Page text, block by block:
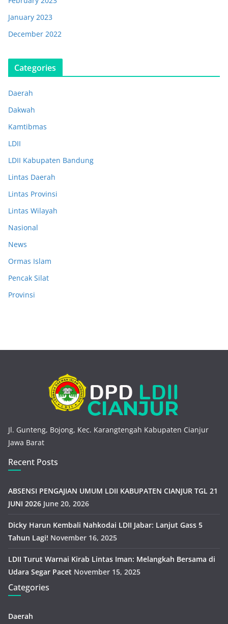
January 2023
December 2022
Categories
Daerah
Dakwah
Kamtibmas
LDII
LDII Kabupaten Bandung
Lintas Daerah
Lintas Provinsi
Lintas Wilayah
Nasional
News
Ormas Islam
Pencak Silat
Provinsi
Jl. Gunteng, Bojong, Kec. Karangtengah Kabupaten Cianjur
Jawa Barat
Recent Posts
ABSENSI PENGAJIAN UMUM LDII KABUPATEN CIANJUR TGL 21
JUNI 2026 June 20, 2026
Dicky Harun Kembali Nahkodai LDII Jabar: Lanjut Gass 5
Tahun Lagi! November 16, 2025
LDII Turut Warnai Kirab Lintas Iman: Melangkah Bersama di
Udara Segar Pacet November 15, 2025
Categories
Daerah